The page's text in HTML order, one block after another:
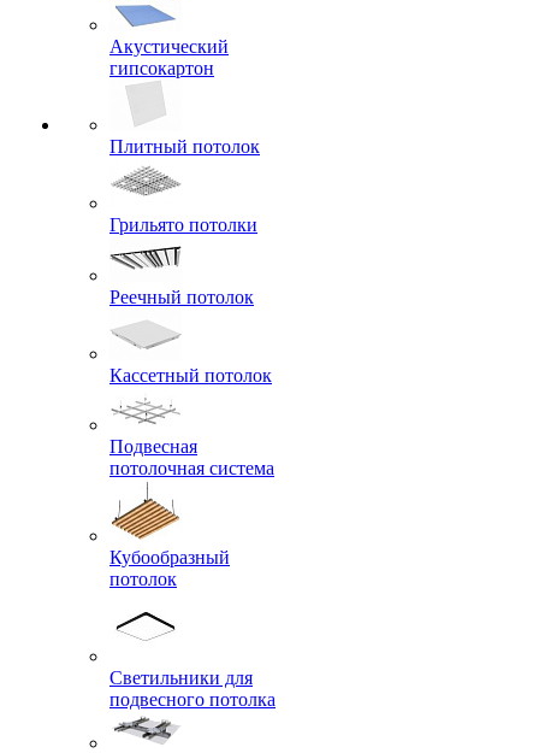
Акустический
гипсокартон
Плитный потолок
Грильято потолки
Реечный потолок
Кассетный потолок
Подвесная
потолочная система
Кубообразный
потолок
Светильники для
подвесного потолка